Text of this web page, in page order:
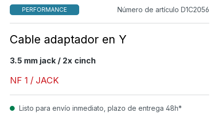
PERFORMANCE Número de artículo D1C2056
Cable adaptador en Y
3.5 mm jack / 2x cinch
NF 1 / JACK
Listo para envío inmediato, plazo de entrega 48h*